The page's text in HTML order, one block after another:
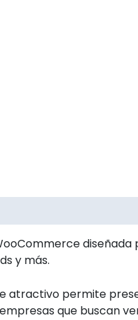
diseñada
y más.
atractivo permite
que buscan